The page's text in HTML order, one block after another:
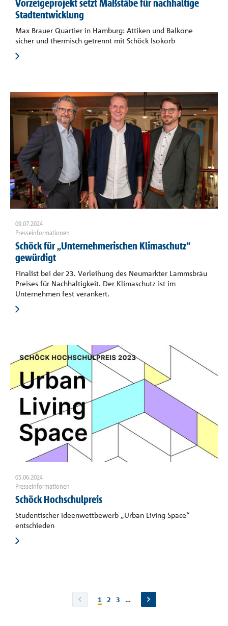
Vorzeigeprojekt setzt Maßstäbe für nachhaltige
Stadtentwicklung
Max Brauer Quartier in Hamburg: Attiken und Balkone
sicher und thermisch getrennt mit Schöck Isokorb
09.07.2024
Presseinformationen
Schöck für „Unternehmerischen Klimaschutz“
gewürdigt
Finalist bei der 23. Verleihung des Neumarkter Lammsbräu
Preises für Nachhaltigkeit. Der Klimaschutz ist im
Unternehmen fest verankert.
05.06.2024
Presseinformationen
Schöck Hochschulpreis
Studentischer Ideenwettbewerb „Urban Living Space“
entschieden
1 2 3 …